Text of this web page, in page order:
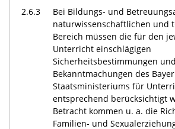
2.6.3
Bei Bildungs- und
naturwissenschaftlichen und
Bereich müssen die für den
Unterricht einschlägigen
Sicherheitsbestimmungen und
Bekanntmachungen des
Staatsministeriums für
entsprechend berücksichtigt
Betracht kommen u. a. die
Familien- und